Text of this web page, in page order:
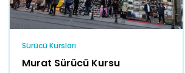
Sürücü Kursları
Murat Sürücü Kursu